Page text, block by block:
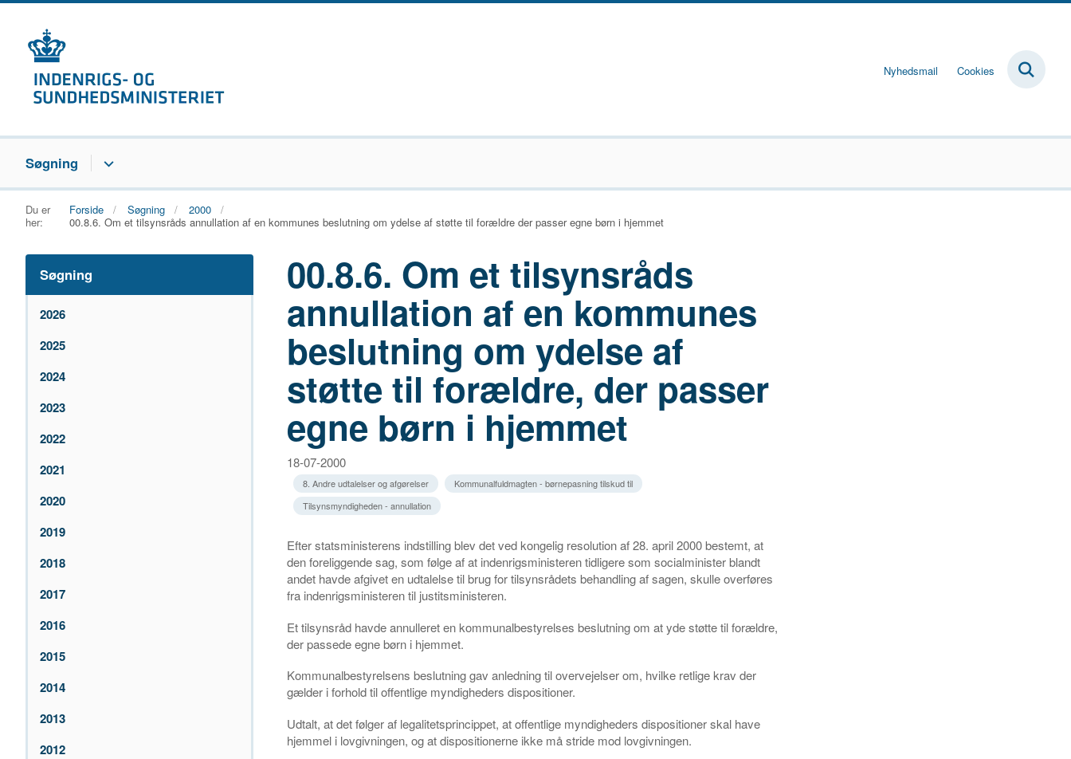
Nyhedsmail Cookies
Søgning
Du er
her:
Forside Søgning
2000
00.8.6. Om et tilsynsråds annullation af en kommunes beslutning om ydelse af støtte til forældre der passer egne børn i hjemmet
Søgning
2026
2025
2024
2023
2022
2021
2020
2019
2018
2017
2016
2015
2014
2013
2012
00.8.6. Om et tilsynsråds
annullation af en kommunes
beslutning om ydelse af
støtte til forældre, der passer
egne børn i hjemmet
18-07-2000
8. Andre udtalelser og afgørelser
Kommunalfuldmagten - børnepasning tilskud til
Tilsynsmyndigheden - annullation
Efter statsministerens indstilling blev det ved kongelig resolution af 28. april 2000 bestemt, at
den foreliggende sag, som følge af at indenrigsministeren tidligere som socialminister blandt
andet havde afgivet en udtalelse til brug for tilsynsrådets behandling af sagen, skulle overføres
fra indenrigsministeren til justitsministeren.
Et tilsynsråd havde annulleret en kommunalbestyrelses beslutning om at yde støtte til forældre,
der passede egne børn i hjemmet.
Kommunalbestyrelsens beslutning gav anledning til overvejelser om, hvilke retlige krav der
gælder i forhold til offentlige myndigheders dispositioner.
Udtalt, at det følger af legalitetsprincippet, atoffentlige myndigheders dispositioner skal have
hjemmel i lovgivningen, ogatdispositionerne ikke må stride mod lovgivningen.